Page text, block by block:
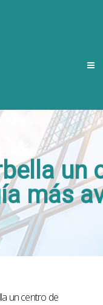
más
un centro de